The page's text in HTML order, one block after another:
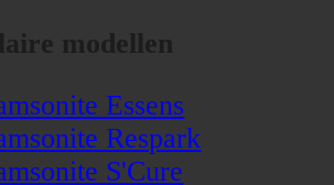
modellen
Essens
Respark
S'Cure